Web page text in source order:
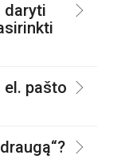
daryti
el. pašto